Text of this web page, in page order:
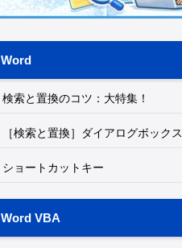
Word
検索と置換のコツ：大特集！
［検索と置換］ダイアログボックス
ショートカットキー
Word VBA